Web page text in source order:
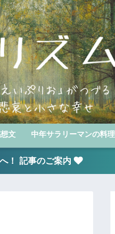
文 中年サラリーマンの料理
！ 記事のご案内